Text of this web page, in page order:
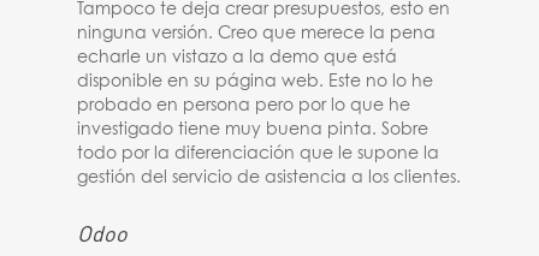
Tampoco te deja crear presupuestos, esto en
ninguna versión. Creo que merece la pena
echarle un vistazo a la demo que está
disponible en su página web. Este no lo he
probado en persona pero por lo que he
investigado tiene muy buena pinta. Sobre
todo por la diferenciación que le supone la
gestión del servicio de asistencia a los clientes.
Odoo